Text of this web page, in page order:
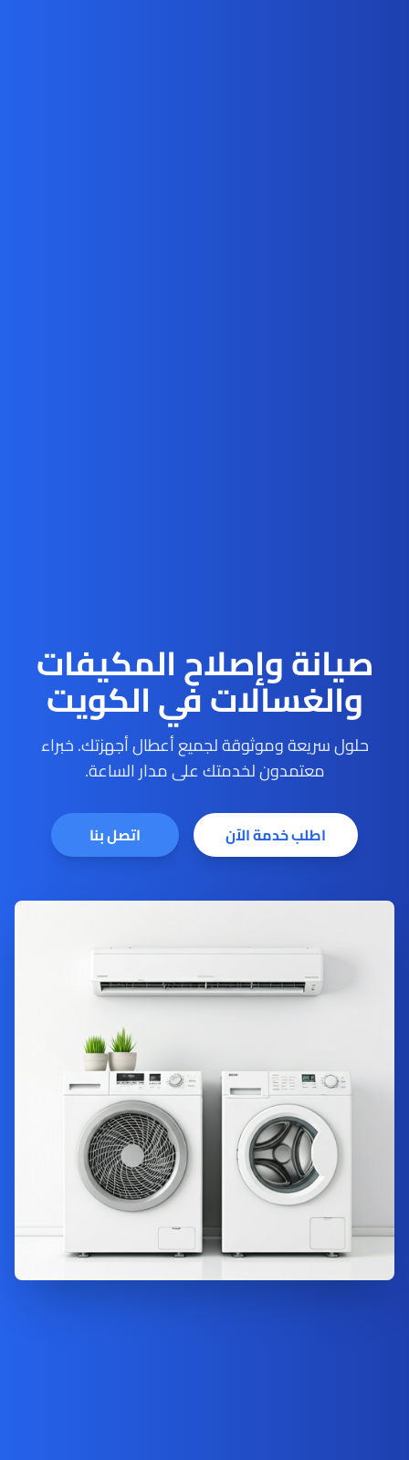
صيانة وإصلاح المكيفات
والغسالات في الكويت
حلول سريعة وموثوقة لجميع أعطال أجهزتك. خبراء
معتمدون لخدمتك على مدار الساعة.
اطلب خدمة الآن اتصل بنا